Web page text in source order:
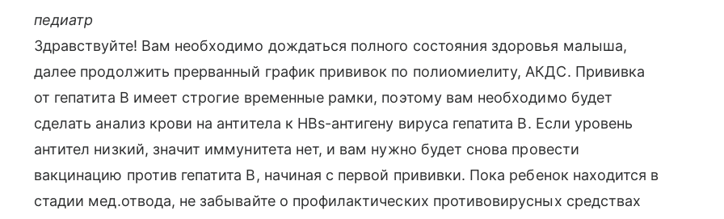
педиатр
Здравствуйте! Вам необходимо дождаться полного состояния здоровья малыша,
далее продолжить прерванный график прививок по полиомиелиту, АКДС. Прививка
от гепатита В имеет строгие временные рамки, поэтому вам необходимо будет
сделать анализ крови на антитела к HBs-антигену вируса гепатита B. Если уровень
антител низкий, значит иммунитета нет, и вам нужно будет снова провести
вакцинацию против гепатита В, начиная с первой прививки. Пока ребенок находится в
стадии мед.отвода, не забывайте о профилактических противовирусных средствах